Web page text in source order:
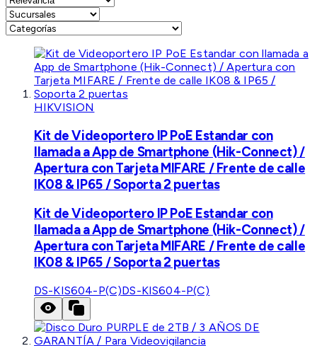
HIKVISION
Kit de Videoportero IP PoE Estandar con
llamada a App de Smartphone (Hik-Connect) /
Apertura con Tarjeta MIFARE / Frente de calle
IK08 & IP65 / Soporta 2 puertas
Kit de Videoportero IP PoE Estandar con
llamada a App de Smartphone (Hik-Connect) /
Apertura con Tarjeta MIFARE / Frente de calle
IK08 & IP65 / Soporta 2 puertas
DS-KIS604-P(C)DS-KIS604-P(C)